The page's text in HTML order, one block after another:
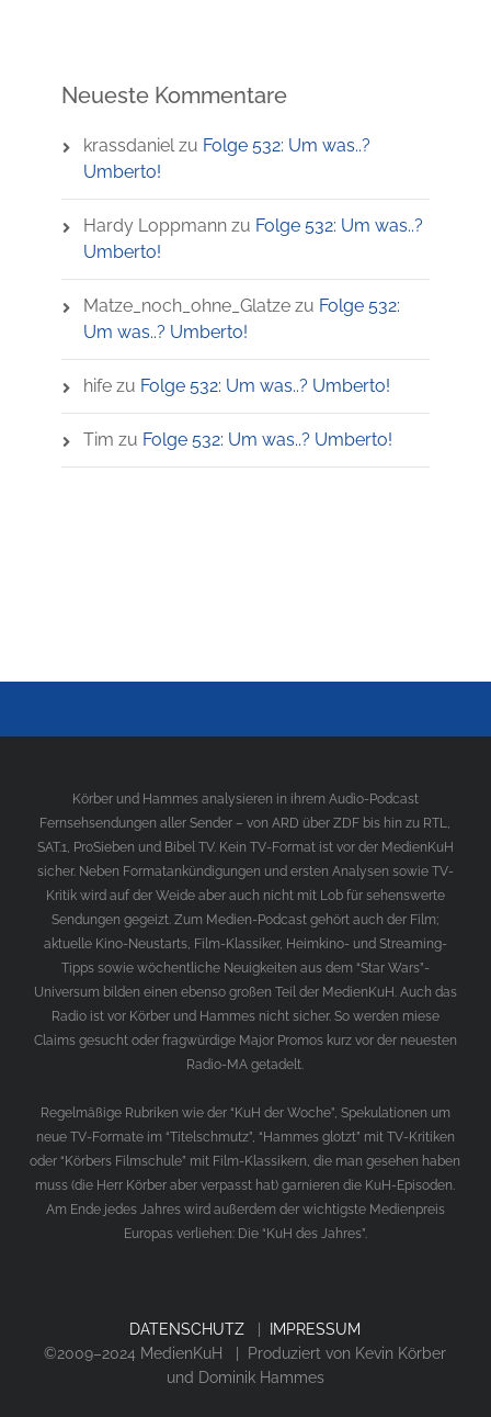
Neueste Kommentare
krassdanielzu Folge 532: Um was..?
Umberto!
Hardy Loppmannzu Folge 532: Um was..?
Umberto!
Matze_noch_ohne_Glatzezu Folge 532:
Um was..? Umberto!
hifezu Folge 532: Um was..? Umberto!
Tim zu Folge 532: Um was..? Umberto!
Körber und Hammes analysieren in ihrem Audio-Podcast
Fernsehsendungen aller Sender – von ARD über ZDF bis hin zu RTL,
SAT.1, ProSieben und Bibel TV. Kein TV-Format ist vor der MedienKuH
sicher. Neben Formatankündigungen und ersten Analysen sowie TV-
Kritik wird auf der Weide aber auch nicht mit Lob für sehenswerte
Sendungen gegeizt. Zum Medien-Podcast gehört auch der Film;
aktuelle Kino-Neustarts, Film-Klassiker, Heimkino- und Streaming-
Tipps sowie wöchentliche Neuigkeiten aus dem “Star Wars”-
Universum bilden einen ebenso großen Teil der MedienKuH. Auch das
Radio ist vor Körber und Hammes nicht sicher. So werden miese
Claims gesucht oder fragwürdige Major Promos kurz vor der neuesten
Radio-MA getadelt.
Regelmäßige Rubriken wie der “KuH der Woche”, Spekulationen um
neue TV-Formate im “Titelschmutz”, “Hammes glotzt” mit TV-Kritiken
oder “Körbers Filmschule” mit Film-Klassikern, die man gesehen haben
muss (die Herr Körber aber verpasst hat) garnieren die KuH-Episoden.
Am Ende jedes Jahres wird außerdem der wichtigste Medienpreis
Europas verliehen: Die “KuH des Jahres”.
DATENSCHUTZ
IMPRESSUM
©2009–2024 MedienKuH | Produziert von Kevin Körber
und Dominik Hammes